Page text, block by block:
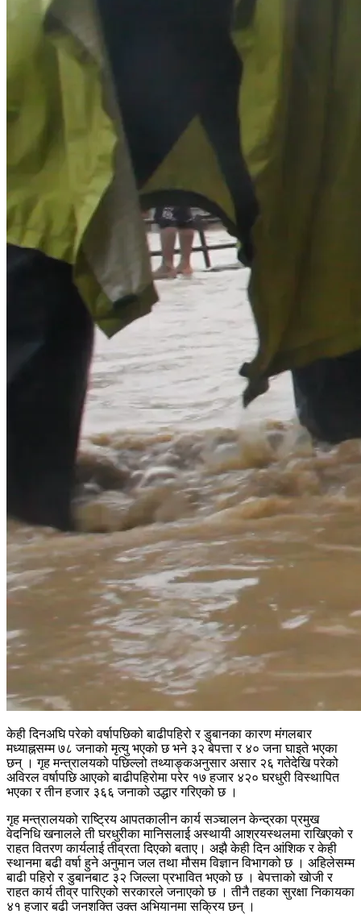
केही दिनअघि परेको वर्षापछिको बाढीपहिरो र डुबानका कारण मंगलबार
मध्याह्नसम्म ७८ जनाको मृत्यु भएको छ भने ३२ बेपत्ता र ४० जना घाइते भएका
छन् । गृह मन्त्रालयको पछिल्लो तथ्याङ्कअनुसार असार २६ गतेदेखि परेको
अविरल वर्षापछि आएको बाढीपहिरोमा परेर १७ हजार ४२० घरधुरी विस्थापित
भएका र तीन हजार ३६६ जनाको उद्धार गरिएको छ ।
गृह मन्त्रालयको राष्ट्रिय आपतकालीन कार्य सञ्चालन केन्द्रका प्रमुख
वेदनिधि खनालले ती घरधुरीका मानिसलाई अस्थायी आश्रयस्थलमा राखिएको र
राहत वितरण कार्यलाई तीव्रता दिएको बताए। अझै केही दिन आंशिक र केही
स्थानमा बढी वर्षा हुने अनुमान जल तथा मौसम विज्ञान विभागको छ । अहिलेसम्म
बाढी पहिरो र डुबानबाट ३२ जिल्ला प्रभावित भएको छ । बेपत्ताको खोजी र
राहत कार्य तीव्र पारिएको सरकारले जनाएको छ । तीनै तहका सुरक्षा निकायका
४१ हजार बढी जनशक्ति उक्त अभियानमा सक्रिय छन् ।